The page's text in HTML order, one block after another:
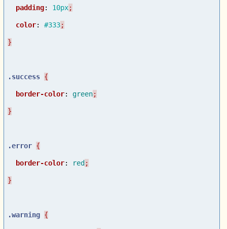
padding: 10px
color: #333
.success
border-color: green
.error
border-color: red
.warning